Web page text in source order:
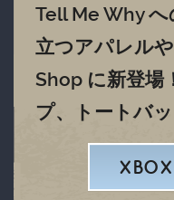
Tell Me Why
立つアパレル
Shop に新登場
プ、トートバ